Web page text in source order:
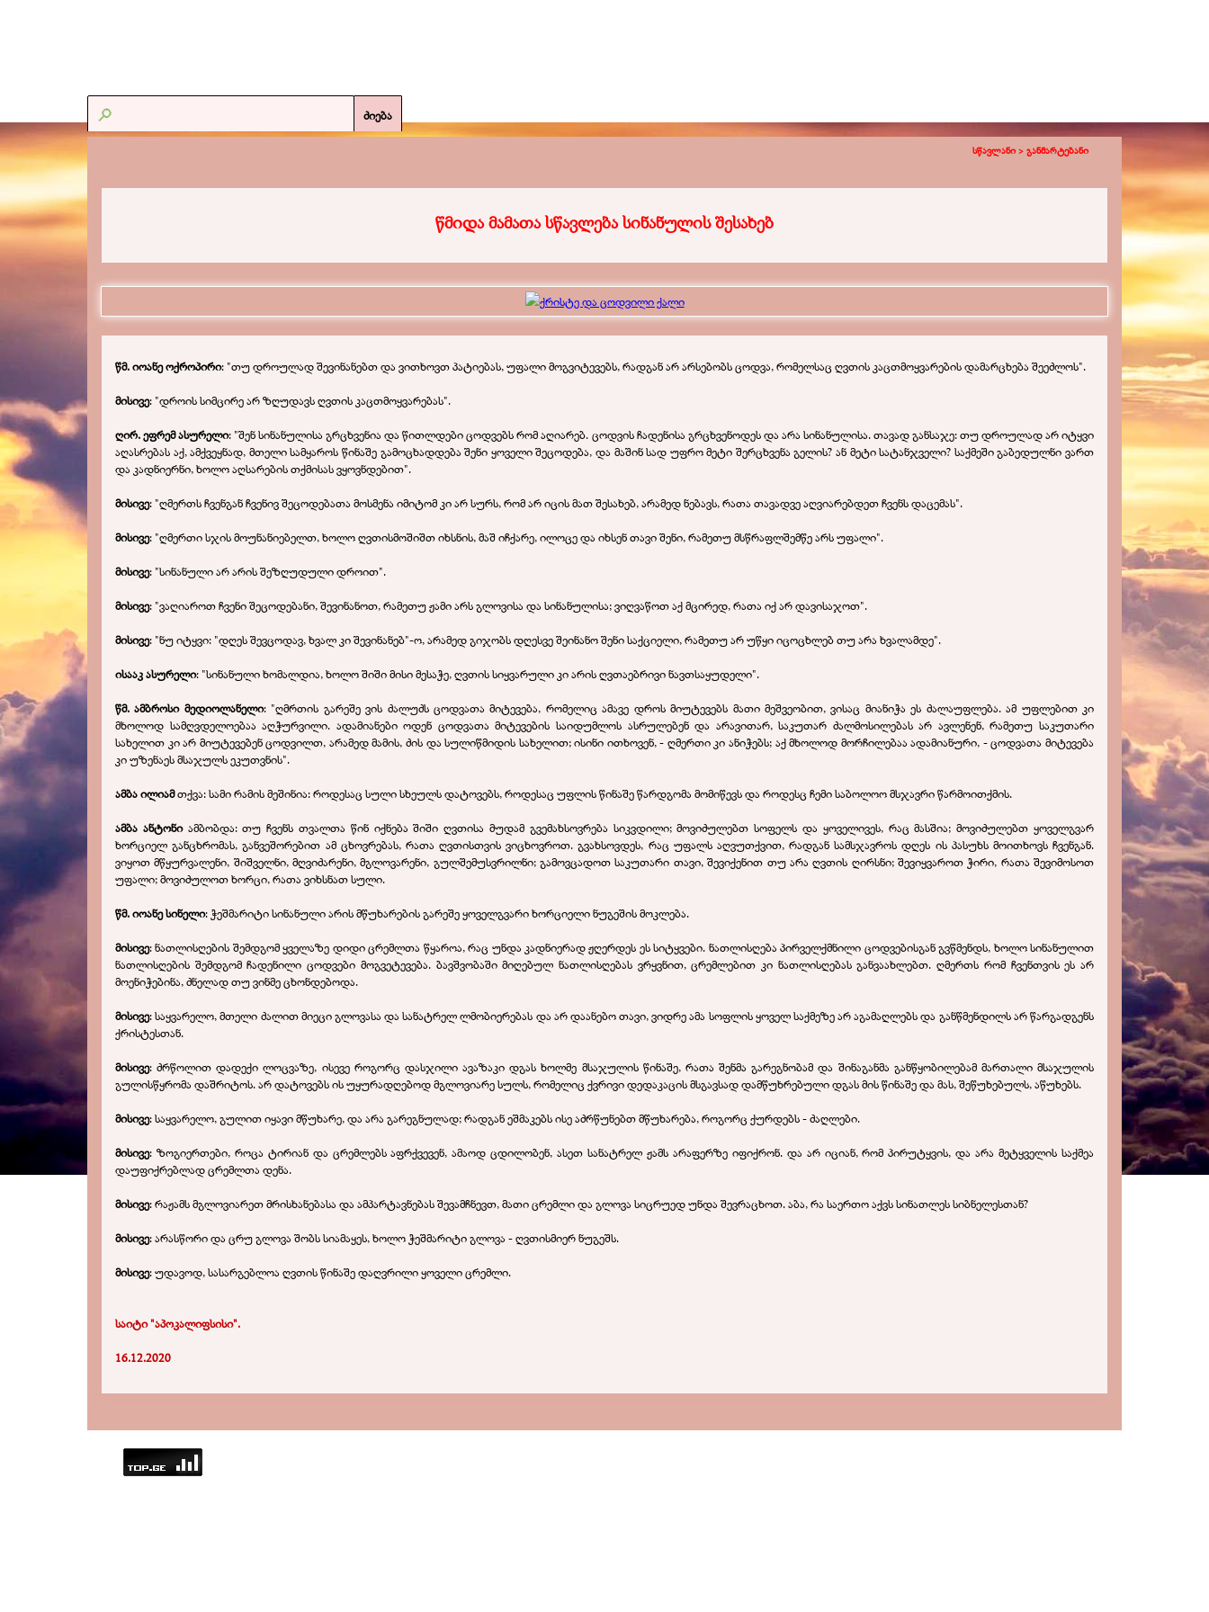
ძიება
სწავლანი > განმარტებანი
წმიდა მამათა სწავლება სინანულის შესახებ
წმ. იოანე ოქროპირი: "თუ დროულად შევინანებთ და ვითხოვთ პატიებას, უფალი მოგვიტევებს, რადგან არ არსებობს ცოდვა, რომელსაც ღვთის კაცთმოყვარების დამარცხება შეეძლოს".
მისივე: "დროის სიმცირე არ ზღუდავს ღვთის კაცთმოყვარებას".
ღირ. ეფრემ ასურელი: "შენ სინანულისა გრცხვენია და წითლდები ცოდვებს რომ აღიარებ. ცოდვის ჩადენისა გრცხვენოდეს და არა სინანულისა. თავად განსაჯე: თუ დროულად არ იტყვი
აღასრებას აქ, ამქვეყნად, მთელი სამყაროს წინაშე გამოცხადდება შენი ყოველი შეცოდება, და მაშინ სად უფრო მეტი შერცხვენა გელის? ან მეტი სატანჯველი? საქმეში გაბედულნი ვართ
და კადნიერნი, ხოლო აღსარების თქმისას ვყოვნდებით".
მისივე: "ღმერთს ჩვენგან ჩვენივ შეცოდებათა მოსმენა იმიტომ კი არ სურს, რომ არ იცის მათ შესახებ, არამედ ნებავს, რათა თავადვე აღვიარებდეთ ჩვენს დაცემას".
მისივე: "ღმერთი სჯის მოუნანიებელთ, ხოლო ღვთისმოშიშთ იხსნის, მაშ იჩქარე, ილოცე და იხსენ თავი შენი, რამეთუ მსწრაფლშემწე არს უფალი".
მისივე: "სინანული არ არის შეზღუდული დროით".
მისივე: "ვაღიაროთ ჩვენი შეცოდებანი, შევინანოთ, რამეთუ ჟამი არს გლოვისა და სინანულისა; ვიღვაწოთ აქ მცირედ, რათა იქ არ დავისაჯოთ".
მისივე: "ნუ იტყვი: "დღეს შევცოდავ, ხვალ კი შევინანებ"-ო, არამედ გიჯობს დღესვე შეინანო შენი საქციელი, რამეთუ არ უწყი იცოცხლებ თუ არა ხვალამდე".
ისააკ ასურელი: "სინანული ხომალდია, ხოლო შიში მისი მესაჭე, ღვთის სიყვარული კი არის ღვთაებრივი ნავთსაყუდელი".
წმ. ამბროსი მედიოლანელი: "ღმრთის გარეშე ვის ძალუძს ცოდვათა მიტევება, რომელიც ამავე დროს მიუტევებს მათი მეშვეობით, ვისაც მიანიჭა ეს ძალაუფლება. ამ უფლებით კი
მხოლოდ სამღვდელოებაა აღჭურვილი. ადამიანები ოდენ ცოდვათა მიტევების საიდუმლოს ასრულებენ და არავითარ, საკუთარ ძალმოსილებას არ ავლენენ, რამეთუ საკუთარი
სახელით კი არ მიუტევებენ ცოდვილთ, არამედ მამის, ძის და სულიწმიდის სახელით; ისინი ითხოვენ, - ღმერთი კი ანიჭებს; აქ მხოლოდ მორჩილებაა ადამიანური, -ცოდვათა მიტევება
კი უზენაეს მსაჯულს ეკუთვნის".
ამბა ილიამთქვა: სამი რამის მეშინია: როდესაც სული სხეულს დატოვებს, როდესაც უფლის წინაშე წარდგომა მომიწევს და როდესც ჩემი საბოლოო მსჯავრი წარმოითქმის.
ამბა ანტონიამბობდა: თუ ჩვენს თვალთა წინ იქნება შიში ღვთისა მუდამ გვემახსოვრება სიკვდილი; მოვიძულებთ სოფელს და ყოველივეს, რაც მასშია; მოვიძულებთ ყოველგვარ
ხორციელ განცხრომას, განვეშორებით ამ ცხოვრებას, რათა ღვთისთვის ვიცხოვროთ. გვახსოვდეს, რაც უფალს აღვუთქვით, რადგან სამსჯავროს დღეს ის პასუხს მოითხოვს ჩვენგან.
ვიყოთ მწყურვალენი, შიშველნი, მღვიძარენი, მგლოვარენი, გულშემუსვრილნი; გამოვცადოთ საკუთარი თავი, შევიქენით თუ არა ღვთის ღირსნი; შევიყვაროთ ჭირი, რათა შევიმოსოთ
უფალი; მოვიძულოთ ხორცი, რათა ვიხსნათ სული.
წმ. იოანე სინელი: ჭეშმარიტი სინანული არის მწუხარების გარეშე ყოველგვარი ხორციელი ნუგეშის მოკლება.
მისივე: ნათლისღების შემდგომ ყველაზე დიდი ცრემლთა წყაროა, რაც უნდა კადნიერად ჟღერდეს ეს სიტყვები. ნათლისღება პირველქმნილი ცოდვებისგან გვწმენდს, ხოლო სინანულით
ნათლისღების შემდგომ ჩადენილი ცოდვები მოგვეტევება. ბავშვობაში მიღებულ ნათლისღებას ვრყვნით, ცრემლებით კი ნათლისღებას განვაახლებთ. ღმერთს რომ ჩვენთვის ეს არ
მოენიჭებინა, ძნელად თუ ვინმე ცხონდებოდა.
მისივე: საყვარელო, მთელი ძალით მიეცი გლოვასა და სანატრელ ლმობიერებას და არ დაანებო თავი, ვიდრე ამა სოფლის ყოველ საქმეზე არ აგამაღლებს და განწმენდილს არ წარგადგენს
ქრისტესთან.
მისივე: ძრწოლით დადექი ლოცვაზე, ისევე როგორც დასჯილი ავაზაკი დგას ხოლმე მსაჯულის წინაშე, რათა შენმა გარეგნობამ და შინაგანმა განწყობილებამ მართალი მსაჯულის
გულისწყრომა დაშრიტოს. არ დატოვებს ის უყურადღებოდ მგლოვიარე სულს, რომელიც ქვრივი დედაკაცის მსგავსად დამწუხრებული დგას მის წინაშე და მას, შეწუხებულს, აწუხებს.
მისივე: საყვარელო, გულით იყავი მწუხარე, და არა გარეგნულად; რადგან ეშმაკებს ისე აძრწუნებთ მწუხარება, როგორც ქურდებს -ძაღლები.
მისივე: ზოგიერთები, როცა ტირიან და ცრემლებს აფრქვევენ, ამაოდ ცდილობენ, ასეთ სანატრელ ჟამს არაფერზე იფიქრონ. და არ იციან, რომ პირუტყვის, და არა მეტყველის საქმეა
დაუფიქრებლად ცრემლთა დენა.
მისივე: რაჟამს მგლოვიარეთ მრისხანებასა და ამპარტავნებას შევამჩნევთ, მათი ცრემლი და გლოვა სიცრუედ უნდა შევრაცხოთ. აბა, რა საერთო აქვს სინათლეს სიბნელესთან?
მისივე: არასწორი და ცრუ გლოვა შობს სიამაყეს, ხოლო ჭეშმარიტი გლოვა -ღვთისმიერ ნუგეშს.
მისივე: უდავოდ, სასარგებლოა ღვთის წინაშე დაღვრილი ყოველი ცრემლი.
საიტი "აპოკალიფსისი".
16.12.2020